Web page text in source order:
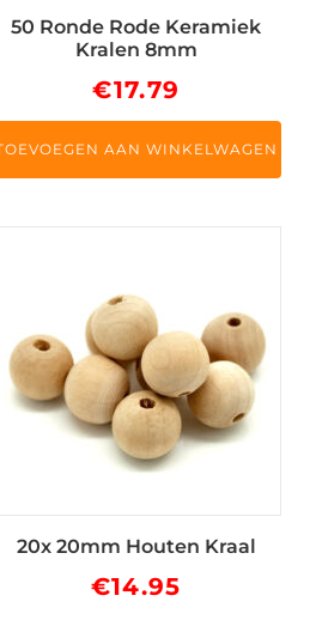
50 Ronde Rode Keramiek
Kralen 8mm
€17.79
AAN WINKELWAGEN
20x 20mm Houten Kraal
€14.95